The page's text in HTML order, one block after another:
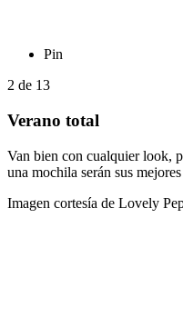
Pin
2 de 13
Verano total
Van bien con cualquier look,
una mochila serán sus
Imagen cortesía de Lovely